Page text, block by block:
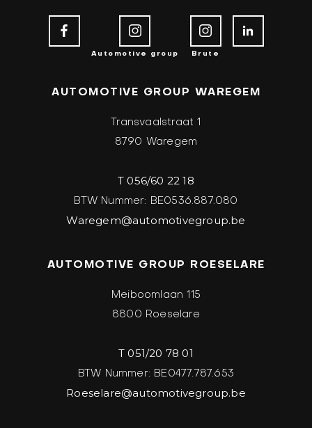
Automotive group Brute
AUTOMOTIVE GROUP WAREGEM
Transvaalstraat 1
8790 Waregem
T 056/60 22 18
BTW Nummer: BE0536.887.080
Waregem@automotivegroup.be
AUTOMOTIVE GROUP ROESELARE
Meiboomlaan 115
8800 Roeselare
T 051/20 78 01
BTW Nummer: BE0477.787.653
Roeselare@automotivegroup.be